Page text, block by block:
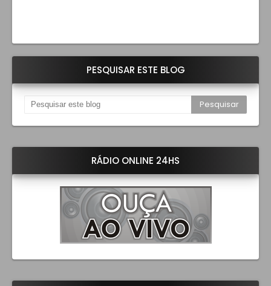
PESQUISAR ESTE BLOG
RÁDIO ONLINE 24HS